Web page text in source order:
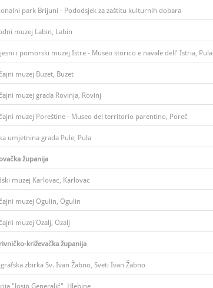
park Brijuni - Pododsjek za zaštitu kulturnih dobara
muzej Labin, Labin
i pomorski muzej Istre - Museo storico e navale dell' Istria, Pula
muzej Buzet, Buzet
muzej grada Rovinja, Rovinj
muzej Poreštine - Museo del territorio parentino, Poreč
umjetnina grada Pule, Pula
županija
muzej Karlovac, Karlovac
muzej Ogulin, Ogulin
muzej Ozalj, Ozalj
križevačka županija
zbirka Sv. Ivan Žabno, Sveti Ivan Žabno
"Josip Generalić", Hlebine